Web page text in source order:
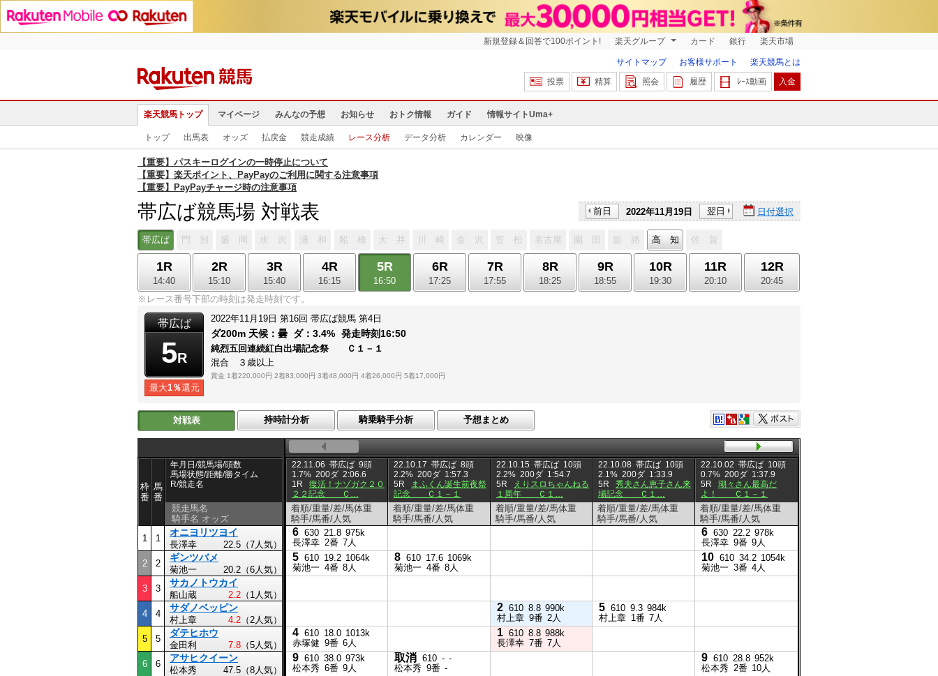
新規登録＆回答で100ポイント! 楽天グループ カード 銀行 楽天市場
サイトマップ お客様サポート
楽天競馬とは
投票
精算 照会 履歴 ﾚｰｽ動画 入金
楽天競馬トップ マイページ みんなの予想 お知らせ おトク情報 ガイド 情報サイトUma+
トップ 出馬表 オッズ 払戻金 競走成績 レース分析 データ分析 カレンダー 映像
【重要】パスキーログインの一時停止について
【重要】楽天ポイント、PayPayのご利用に関する注意事項
【重要】PayPayチャージ時の注意事項
帯広ば競馬場 対戦表 前日 2022年11月19日 翌日 日付選択
帯広ば 門 別 盛 岡 水 沢 浦 和 船 橋 大 井 川 崎 金 沢 笠 松 名古屋 園 田 姫 路 高 知 佐 賀
1R
14:40
2R
15:10
3R
15:40
4R
16:15
5R
16:50
6R
17:25
7R
17:55
8R
18:25
9R
18:55
10R
19:30
11R
20:10
12R
20:45
※レース番号下部の時刻は発走時刻です。
帯広ば
5R
最大1％還元
2022年11月19日 第16回 帯広ば競馬 第4日
ダ200m 天候： 曇 ダ：3.4% 発走時刻16:50
純烈五回連続紅白出場記念祭 Ｃ１－１
混合 ３歳以上
賞金 1着220,000円 2着83,000円 3着48,000円 4着26,000円 5着17,000円
対戦表 持時計分析 騎乗騎手分析 予想まとめ
枠
番
馬
番
年月日/競馬場/頭数
馬場状態/距離/勝タイム
R/競走名
競走馬名
騎手名 オッズ
1
1
オニヨリツヨイ
長澤幸
22.5（7人気）
2
2
ギンツバメ
菊池一
20.2（6人気）
3
3
サカノトウカイ
船山蔵 2.2 （1人気）
4
4
サダノベッピン
村上章 4.2 （2人気）
5
5
ダテヒホウ
金田利 7.8 （5人気）
6
6
アサヒクイーン
松本秀
47.5（8人気）
22.11.06 帯広ば 9頭
1.7% 200ダ 2:06.6
1R
復活！ナゾガク２０
２２記念 Ｃ…
22.10.17 帯広ば 8頭
2.2% 200ダ 1:57.3
5R
まふくん誕生前夜祭
記念 Ｃ１－１
22.10.15 帯広ば 10頭
2.2% 200ダ 1:54.7
5R
えりスロちゃんねる
１周年 Ｃ１…
22.10.08 帯広ば 10頭
2.1% 200ダ 1:33.9
5R
秀夫さん恵子さん来
場記念 Ｃ１…
22.10.02 帯広ば 10頭
0.7% 200ダ 1:37.9
5R
瑚々さん最高だ
よ！ Ｃ１－１
着順/重量/差/馬体重
騎手/馬番/人気
着順/重量/差/馬体重
騎手/馬番/人気
着順/重量/差/馬体重
騎手/馬番/人気
着順/重量/差/馬体重
騎手/馬番/人気
着順/重量/差/馬体重
騎手/馬番/人気
6 630 21.8 975k
長澤幸 2番 7人
6 630 22.2 978k
長澤幸 9番 9人
5 610 19.2 1064k
菊池一 4番 8人
8 610 17.6 1069k
菊池一 4番 8人
10 610 34.2 1054k
菊池一 3番 4人
2 610 8.8 990k
村上章 9番 2人
5 610 9.3 984k
村上章 1番 7人
4 610 18.0 1013k
赤塚健 9番 6人
1 610 8.8 988k
長澤幸 7番 7人
9 610 38.0 973k
松本秀 6番 9人
取消 610 - -
松本秀 9番 -
9 610 28.8 952k
松本秀 2番 10人